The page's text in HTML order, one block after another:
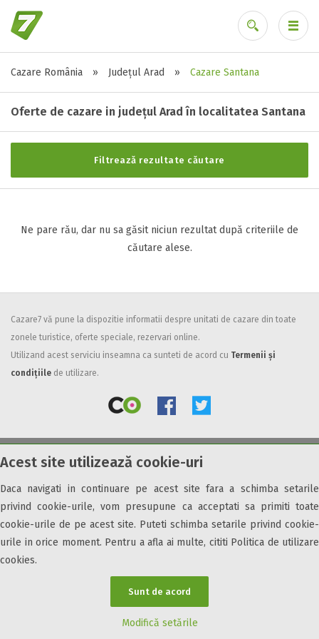
Acest site utilizează cookie-uri
Daca navigati in continuare pe acest site fara a schimba setarile
privind cookie-urile, vom presupune ca acceptati sa primiti toate
cookie-urile de pe acest site. Puteti schimba setarile privind cookie-
urile in orice moment. Pentru a afla ai multe, cititi Politica de utilizare
cookies.
Sunt de acord
Modifică setările
Cazare România » Județul Arad » Cazare Santana
Oferte de cazare in județul Arad în localitatea Santana
Filtrează rezultate căutare
Stele / margarete
Neclasificat
2 stele / margarete
3 stele / margarete
Facilități
Internet wireless
All inclusive
Pensiune completa
Demipensiune
Mic dejun
Accepta animale
Accepta voucher vacanta
Acces persoane cu dizabilități
Ne pare rău, dar nu sa găsit niciun rezultat după criteriile de
căutare alese.
Cazare7 vă pune la dispozitie informatii despre unitati de cazare din toate
zonele turistice, oferte speciale, rezervari online.
Utilizand acest serviciu inseamna ca sunteti de acord cu Termenii și
condițiile de utilizare.
© 2026 Cazare7. Toate drepturile rezervate.
Obiective turistice Informații utile Parteneri Cazare7 Harta Cazare7